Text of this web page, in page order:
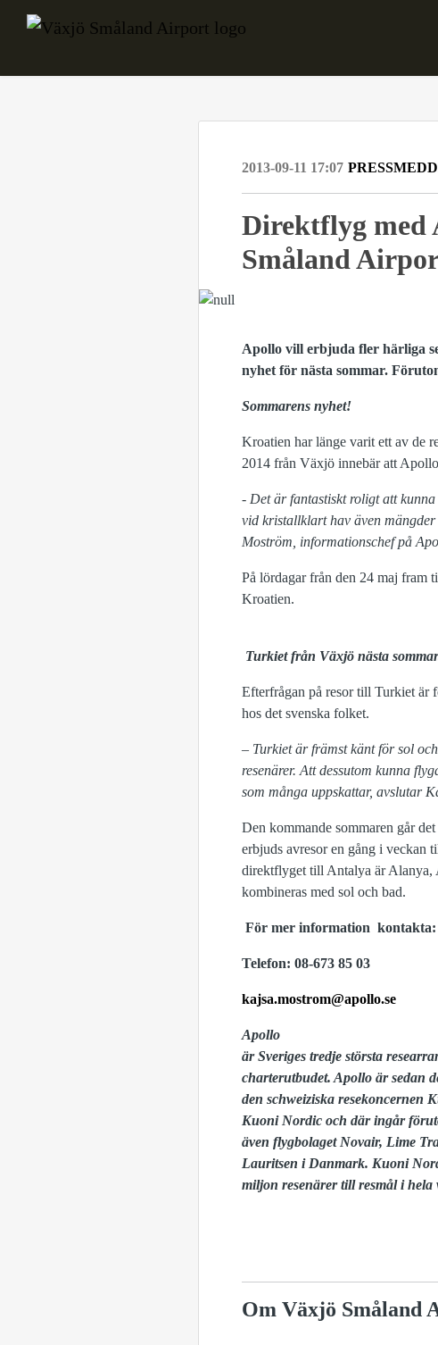
2013-09-11 17:07
Direktflyg med
Småland
Apollo vill erbjuda fler härliga
nyhet för nästa sommar.
Sommarens nyhet!
Kroatien har länge varit ett av de
2014 från Växjö innebär att
- Det är fantastiskt roligt att
vid kristallklart hav även
Moström, informationschef på
På lördagar från den 24 maj
Kroatien.
Turkiet från Växjö nästa
Efterfrågan på resor till Turkiet är
hos det svenska folket.
– Turkiet är främst känt för sol
resenärer. Att dessutom kunna
som många uppskattar, avslutar
Den kommande sommaren går
erbjuds avresor en gång i veckan
direktflyget till Antalya är Alanya,
kombineras med sol och bad.
För mer information kontakta:
Telefon: 08-673 85 03
kajsa.mostrom@apollo.se
Apollo
är Sveriges tredje största
charterutbudet. Apollo är sedan
den schweiziska resekoncernen
Kuoni Nordic och där ingår
även flygbolaget Novair, Lime
Lauritsen i Danmark. Kuoni
miljon resenärer till resmål i hela
Om Växjö Småland